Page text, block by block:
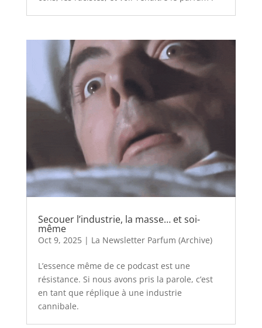
Secouer l’industrie, la masse… et soi-
même
Oct 9, 2025| La Newsletter Parfum (Archive)
L’essence même de ce podcast est une
résistance. Si nous avons pris la parole, c’est
en tant que réplique à une industrie
cannibale.